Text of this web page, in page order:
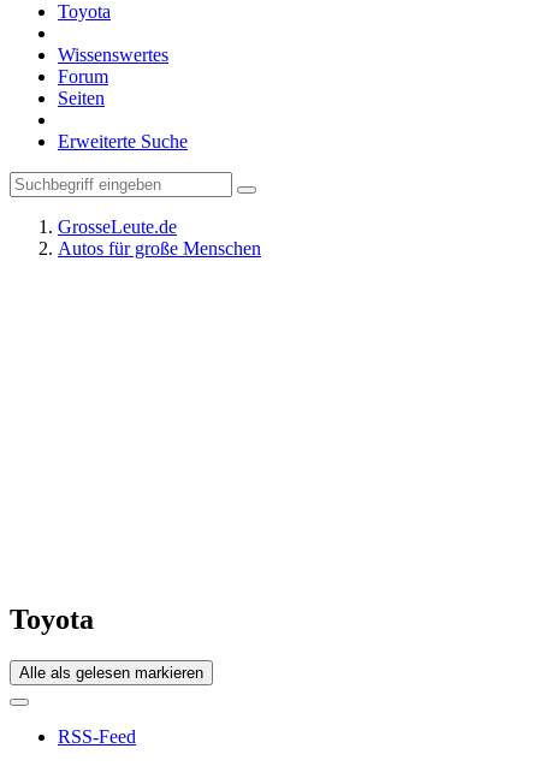
Toyota
Wissenswertes
Forum
Seiten
Erweiterte Suche
GrosseLeute.de
Autos für große Menschen
Toyota
Alle als gelesen markieren
RSS-Feed